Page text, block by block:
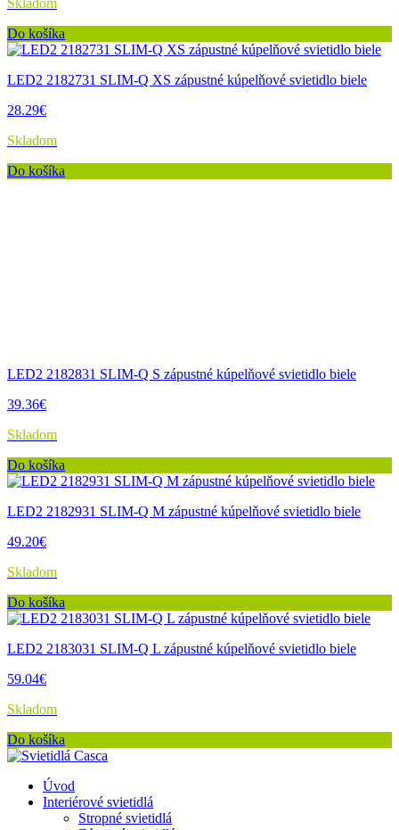
Do košíka
LED2 2182731 SLIM-Q XS zápustné kúpelňové svietidlo biele
28.29€
Skladom
Do košíka
LED2 2182831 SLIM-Q S zápustné kúpelňové svietidlo biele
39.36€
Skladom
Do košíka
LED2 2182931 SLIM-Q M zápustné kúpelňové svietidlo biele
49.20€
Skladom
Do košíka
LED2 2183031 SLIM-Q L zápustné kúpelňové svietidlo biele
59.04€
Skladom
Do košíka
Úvod
Interiérové svietidlá
Stropné svietidlá